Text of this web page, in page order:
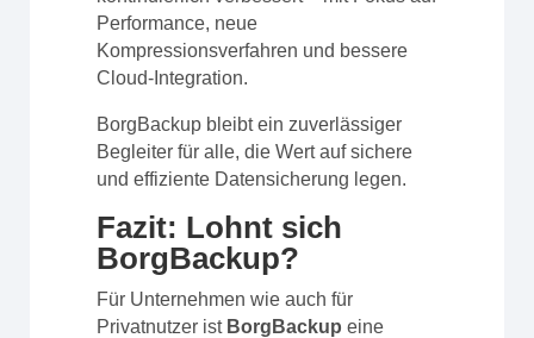
Performance, neue
Kompressionsverfahren und bessere
Cloud-Integration.
BorgBackup bleibt ein zuverlässiger
Begleiter für alle, die Wert auf sichere
und effiziente Datensicherung legen.
Fazit: Lohnt sich
BorgBackup?
Für Unternehmen wie auch für
Privatnutzer ist BorgBackup eine